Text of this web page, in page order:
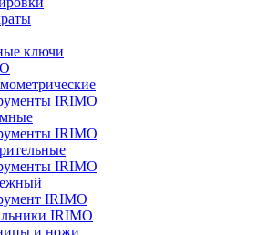
ключи
IRIMO
IRIMO
IRIMO
IRIMO
IRIMO
и ножи